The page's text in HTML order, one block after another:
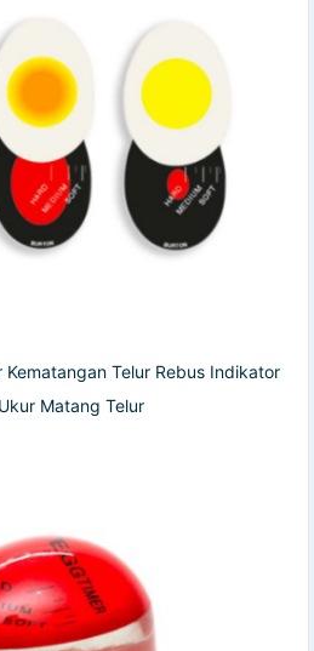
Telur Rebus Indikator
Matang Telur